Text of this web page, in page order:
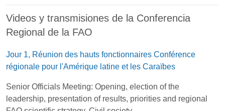
Videos y transmisiones de la Conferencia
Regional de la FAO
Jour 1, Réunion des hauts fonctionnaires Conférence
régionale pour l'Amérique latine et les Caraïbes
Senior Officials Meeting: Opening, election of the
leadership, presentation of results, priorities and regional